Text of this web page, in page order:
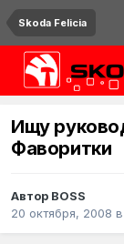
Skoda Felicia
Ищу
Фаворитки
Автор BOSS
20 октября, 2008 в